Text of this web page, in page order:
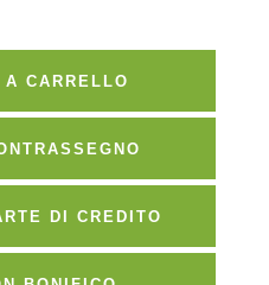
CARRELLO
DI CREDITO